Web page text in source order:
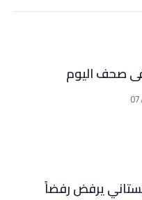
صحف اليوم
يرفض رفضاً